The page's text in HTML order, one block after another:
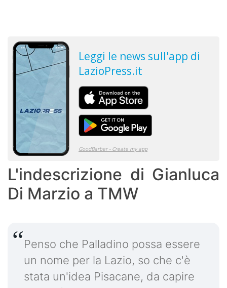
L'indescrizione di Gianluca
Di Marzio a TMW
Penso che Palladino possa essere
un nome per la Lazio, so che c'è
stata un'idea Pisacane, da capire